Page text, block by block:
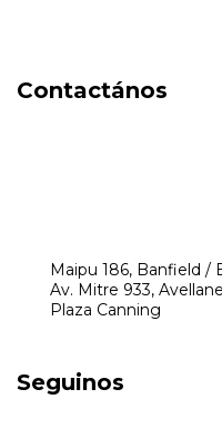
Contactános
Maipu 186, Banfield /
Av. Mitre 933,
Plaza Canning
Seguinos